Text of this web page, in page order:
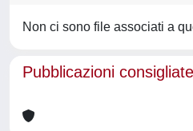
Non ci sono file associati a
Pubblicazioni consigliate